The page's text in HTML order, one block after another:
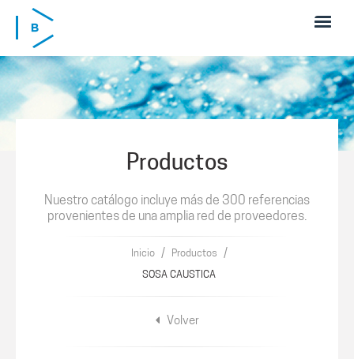
Pasar al contenido principal
Productos
Nuestro catálogo incluye más de 300 referencias
provenientes de una amplia red de proveedores.
Inicio / Productos /
SOSA CAUSTICA
Volver